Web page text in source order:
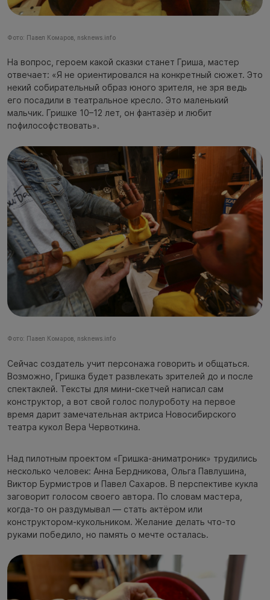
Фото: Павел Комаров, nsknews.info
На вопрос, героем какой сказки станет Гриша, мастер
отвечает: «Я не ориентировался на конкретный сюжет. Это
некий собирательный образ юного зрителя, не зря ведь
его посадили в театральное кресло. Это маленький
мальчик. Гришке 10–12 лет, он фантазёр и любит
пофилософствовать».
Фото: Павел Комаров, nsknews.info
Сейчас создатель учит персонажа говорить и общаться.
Возможно, Гришка будет развлекать зрителей до и после
спектаклей. Тексты для мини-скетчей написал сам
конструктор, а вот свой голос полуроботу на первое
время дарит замечательная актриса Новосибирского
театра кукол Вера Червоткина.
Над пилотным проектом «Гришка-аниматроник» трудились
несколько человек: Анна Бердникова, Ольга Павлушина,
Виктор Бурмистров и Павел Сахаров. В перспективе кукла
заговорит голосом своего автора. По словам мастера,
когда-то он раздумывал — стать актёром или
конструктором-кукольником. Желание делать что-то
руками победило, но память о мечте осталась.